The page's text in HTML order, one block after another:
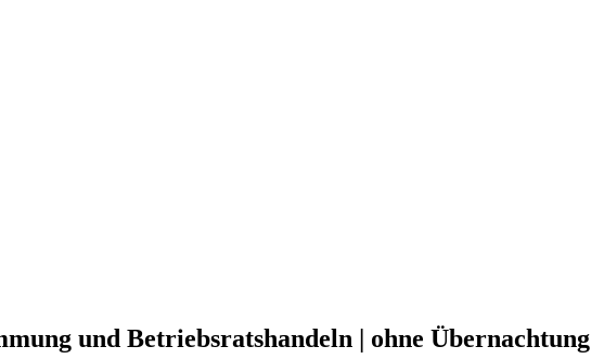
und Betriebsratshandeln | ohne Übernachtung